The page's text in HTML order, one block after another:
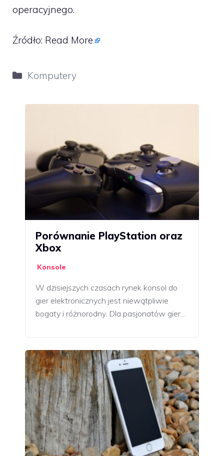
operacyjnego.
Źródło: Read More
Kategorie
Komputery
Porównanie PlayStation oraz
Xbox
Konsole
W dzisiejszych czasach rynek konsol do
gier elektronicznych jest niewątpliwie
bogaty i różnorodny. Dla pasjonatów gier…